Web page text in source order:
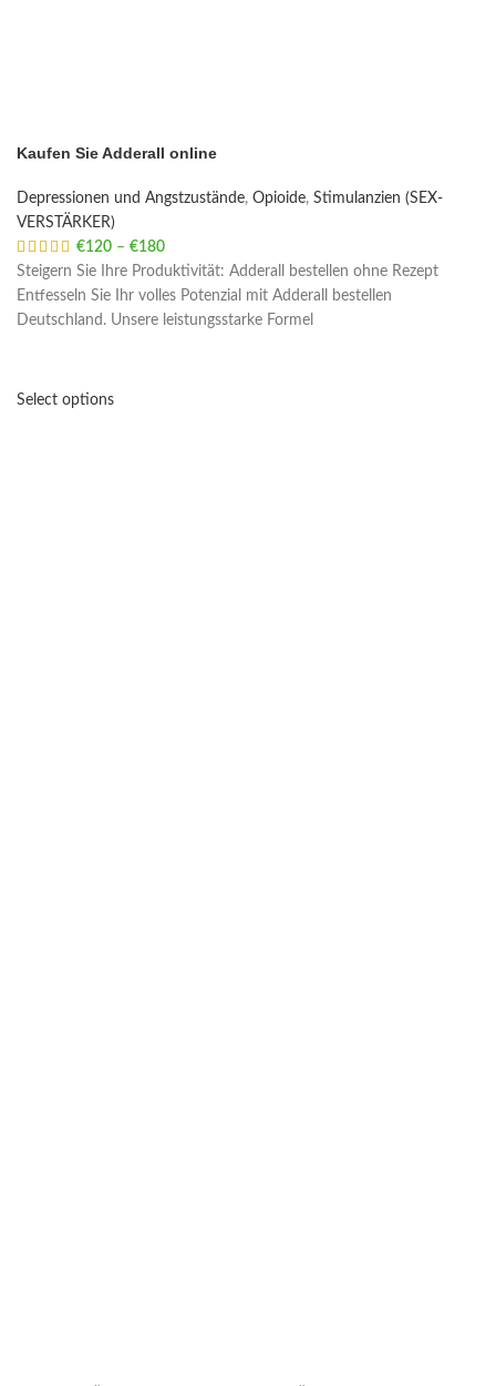
Kaufen Sie Adderall online
Depressionen und Angstzustände, Opioide, Stimulanzien (SEX-
VERSTÄRKER)
€120 – €180
Steigern Sie Ihre Produktivität: Adderall bestellen ohne Rezept
Entfesseln Sie Ihr volles Potenzial mit Adderall bestellen
Deutschland. Unsere leistungsstarke Formel
Select options